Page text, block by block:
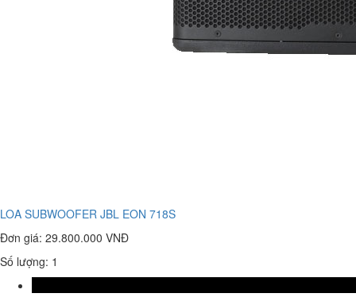
LOA SUBWOOFER JBL EON 718S
Đơn giá: 29.800.000 VNĐ
Số lượng: 1